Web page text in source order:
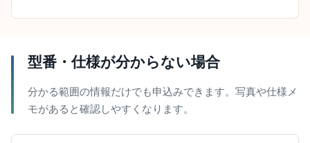
型番・仕様が分からない場合
分かる範囲の情報だけでも申込みできます。写真や仕様メ
モがあると確認しやすくなります。